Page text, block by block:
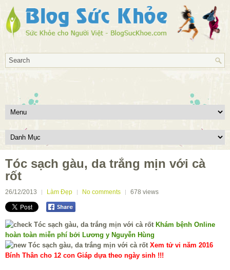
Tóc sạch gàu, da trắng mịn với cà
rốt
26/12/2013 Làm Đẹp No comments 678 views
Khám bệnh Online
hoàn toàn miễn phí bởi Lương y Nguyễn Hùng
Xem tử vi năm 2016
Bính Thân cho 12 con Giáp dựa theo ngày sinh !!!